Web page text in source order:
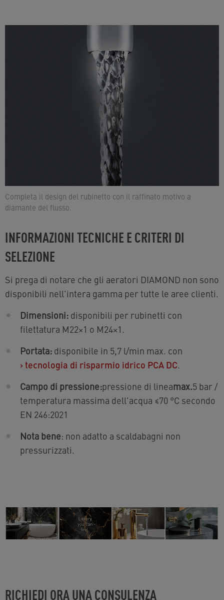
Completa il design del rubinetto con il raffinato motivo a
diamante del flusso.
INFORMAZIONI TECNICHE E CRITERI DI
SELEZIONE
Si prega di notare che gli aeratori DIAMOND non sono
disponibili nell'intera gamma per tutte le aree clienti.
Dimensioni: disponibili per rubinetti con
filettatura M22×1 o M24×1.
Portata: disponibile in 5,7 l/min max. con
› tecnologia di risparmio idrico PCA DC.
Campo di pressione:pressione di lineamax.5 bar /
temperatura massima dell'acqua ≤70 °C secondo
EN 246:2021
Nota bene: non adatto a scaldabagni non
pressurizzati.
RICHIEDI ORA UNA CONSULENZA